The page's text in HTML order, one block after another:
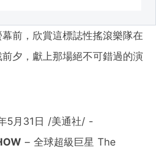
前，欣賞這標誌性搖滾樂隊在
夕，獻上那場絕不可錯過的演
5月31日 /美通社/ -
– 全球超級巨星 The